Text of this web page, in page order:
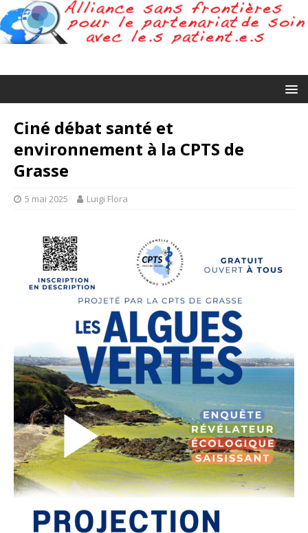
Ciné débat santé et
environnement à la CPTS de
Grasse
5 mai 2025 Luigi Flora